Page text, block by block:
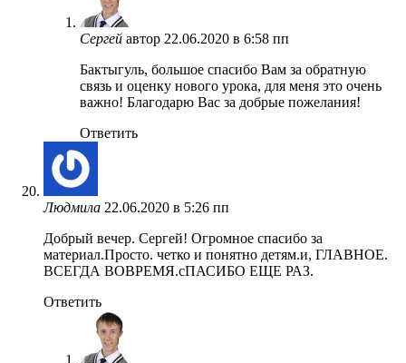
Сергей автор 22.06.2020 в 6:58 пп
Бактыгуль, большое спасибо Вам за обратную
связь и оценку нового урока, для меня это очень
важно! Благодарю Вас за добрые пожелания!
Ответить
Людмила 22.06.2020 в 5:26 пп
Добрый вечер. Сергей! Огромное спасибо за
материал.Просто. четко и понятно детям.и, ГЛАВНОЕ.
ВСЕГДА ВОВРЕМЯ.сПАСИБО ЕЩЕ РАЗ.
Ответить